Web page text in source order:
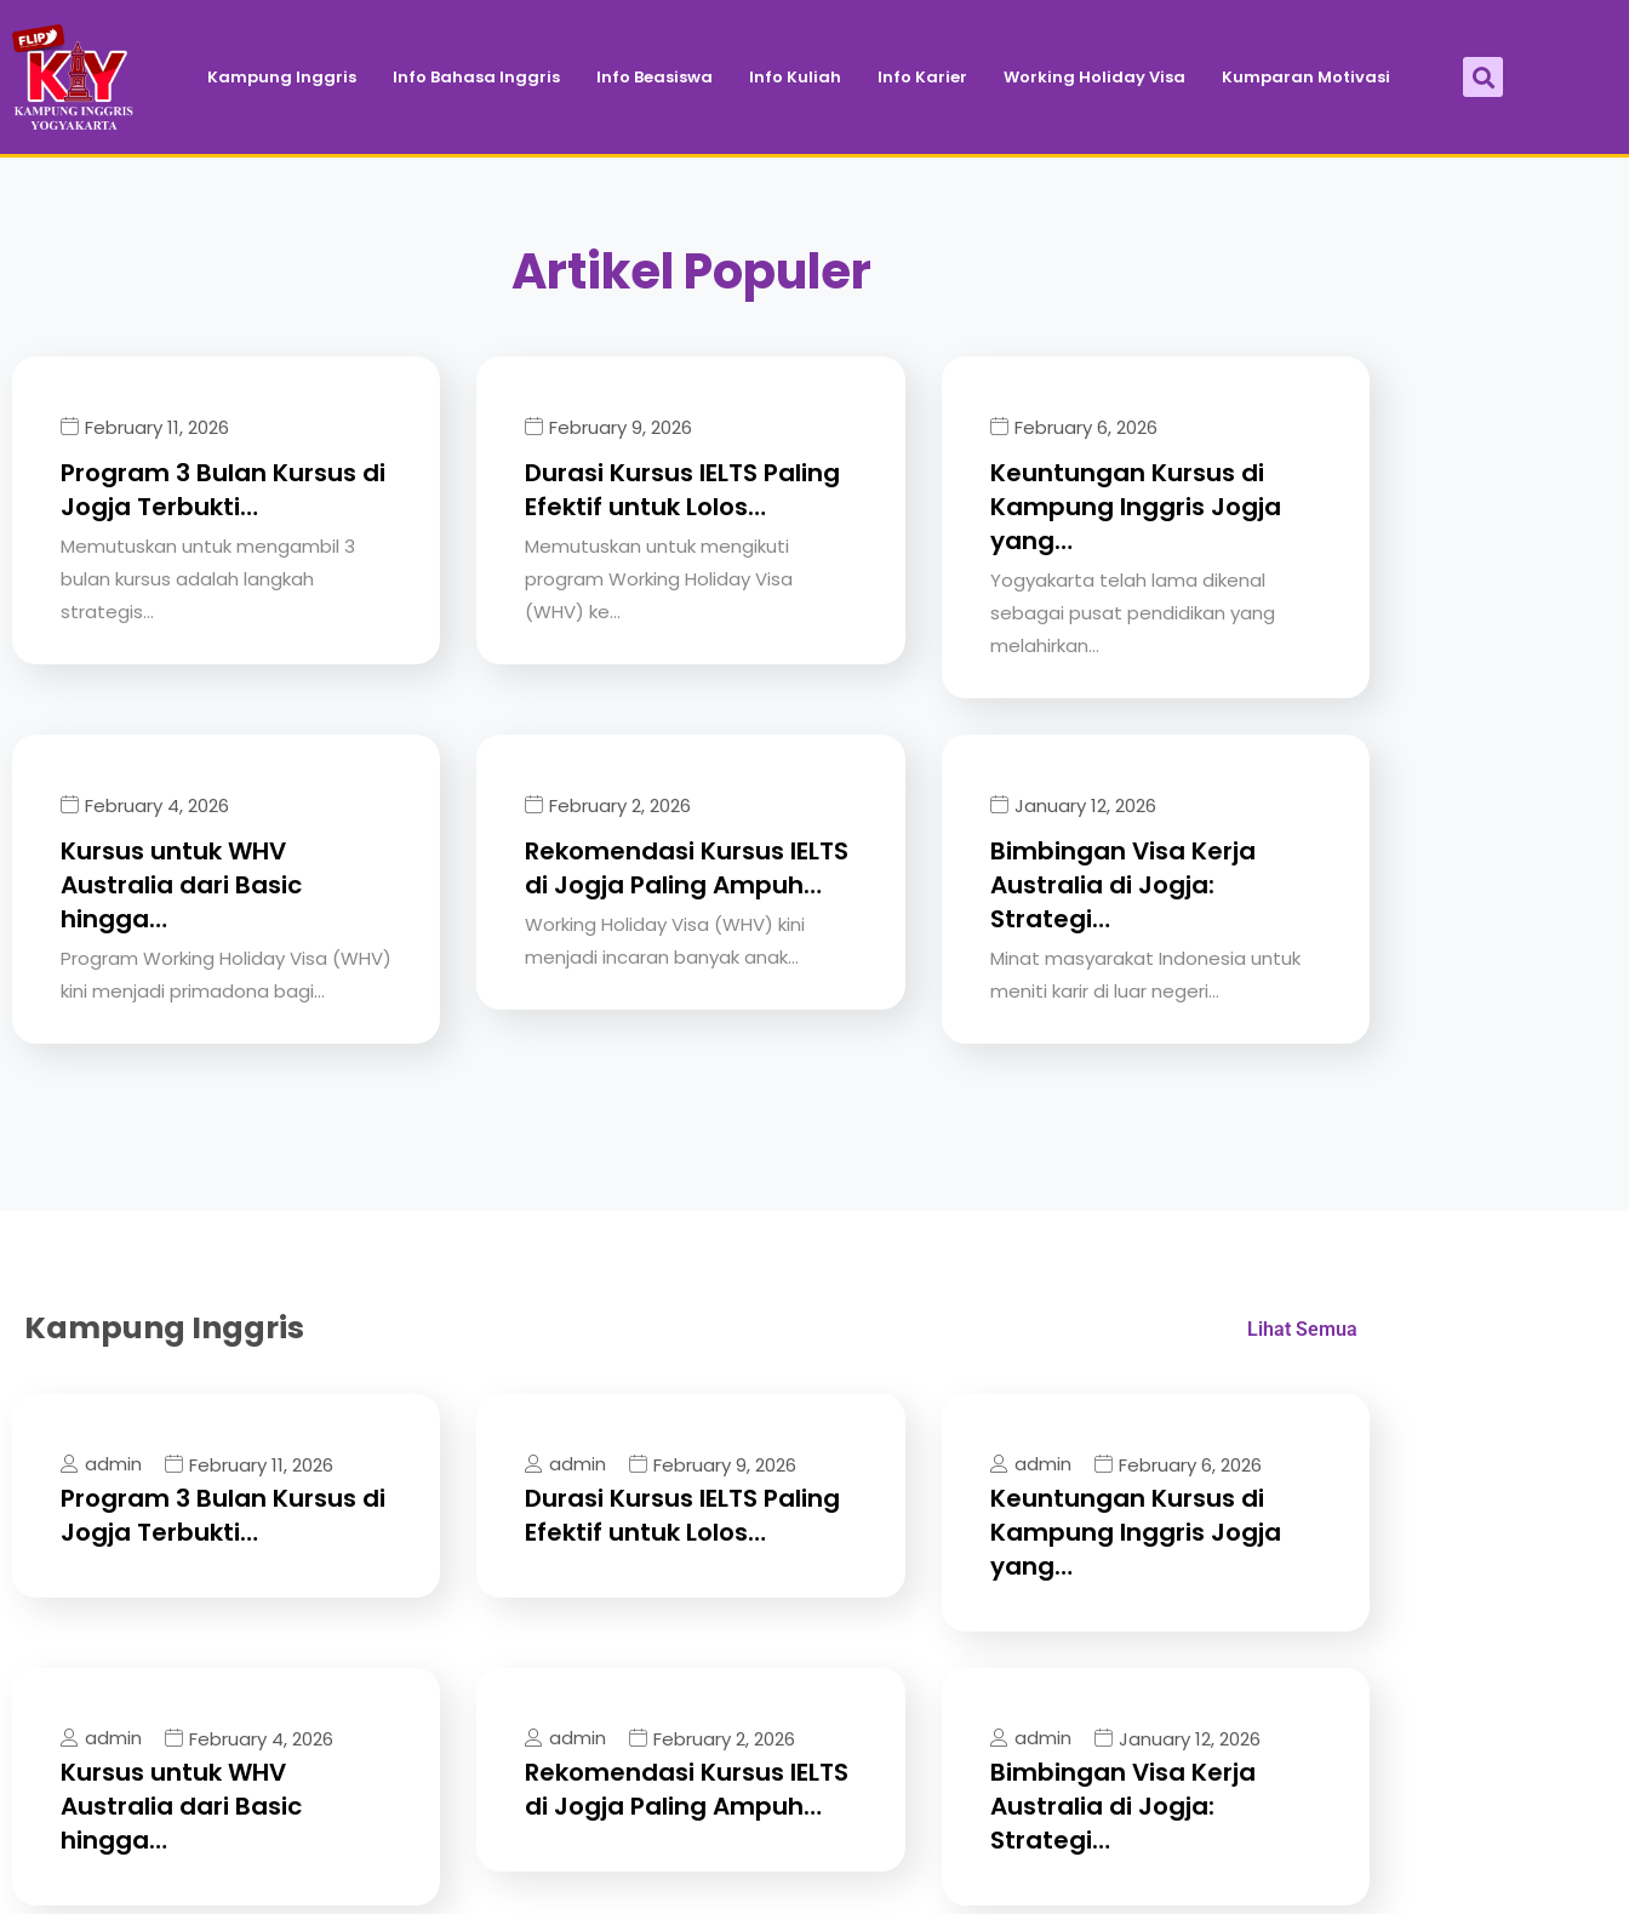
Kampung Inggris Info Bahasa Inggris Info Beasiswa Info Kuliah Info Karier Working Holiday Visa Kumparan Motivasi
Artikel Populer
February 11, 2026
Program 3 Bulan Kursus di
Jogja Terbukti…
Memutuskan untuk mengambil 3
bulan kursus adalah langkah
strategis…
February 9, 2026
Durasi Kursus IELTS Paling
Efektif untuk Lolos…
Memutuskan untuk mengikuti
program Working Holiday Visa
(WHV) ke…
February 6, 2026
Keuntungan Kursus di
Kampung Inggris Jogja
yang…
Yogyakarta telah lama dikenal
sebagai pusat pendidikan yang
melahirkan…
February 4, 2026
Kursus untuk WHV
Australia dari Basic
hingga…
Program Working Holiday Visa (WHV)
kini menjadi primadona bagi…
February 2, 2026
Rekomendasi Kursus IELTS
di Jogja Paling Ampuh…
Working Holiday Visa (WHV) kini
menjadi incaran banyak anak…
January 12, 2026
Bimbingan Visa Kerja
Australia di Jogja:
Strategi…
Minat masyarakat Indonesia untuk
meniti karir di luar negeri…
Kampung Inggris Lihat Semua
admin February 11, 2026
Program 3 Bulan Kursus di
Jogja Terbukti…
admin February 9, 2026
Durasi Kursus IELTS Paling
Efektif untuk Lolos…
admin February 6, 2026
Keuntungan Kursus di
Kampung Inggris Jogja
yang…
admin February 4, 2026
Kursus untuk WHV
Australia dari Basic
hingga…
admin February 2, 2026
Rekomendasi Kursus IELTS
di Jogja Paling Ampuh…
admin January 12, 2026
Bimbingan Visa Kerja
Australia di Jogja:
Strategi…